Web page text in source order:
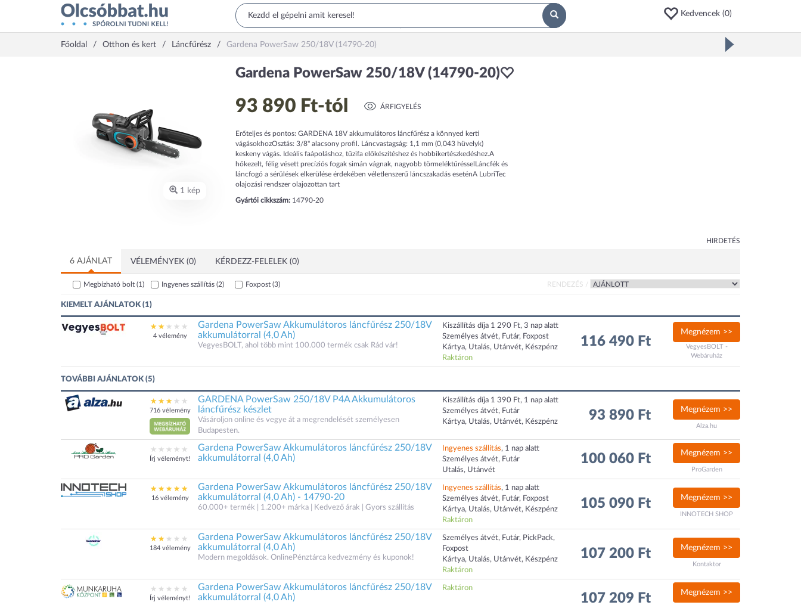
Kedvencek (0)
Főoldal Otthon és kert Láncfűrész Gardena PowerSaw 250/18V (14790-20)
1 kép
Gardena PowerSaw 250/18V (14790-20)
93 890 Ft-tól ÁRFIGYELÉS
Erőteljes és pontos: GARDENA 18V akkumulátoros láncfűrész a könnyed kerti
vágásokhozOsztás: 3/8" alacsony profil. Láncvastagság: 1,1 mm (0,043 hüvelyk)
keskeny vágás. Ideális faápoláshoz, tűzifa előkészítéshez és hobbikertészkedéshez.A
hőkezelt, félig vésett precíziós fogak simán vágnak, nagyobb törmeléktűrésselLáncfék és
láncfogó a sérülések elkerülése érdekében véletlenszerű láncszakadás eseténA LubriTec
olajozási rendszer olajozottan tart
Gyártói cikkszám:14790-20
HIRDETÉS
6 AJÁNLAT VÉLEMÉNYEK (0) KÉRDEZZ-FELELEK (0)
Megbízható bolt (1) Ingyenes szállítás (2) Foxpost (3) RENDEZÉS /
KIEMELT AJÁNLATOK (1)
4 vélemény
Gardena PowerSaw Akkumulátoros láncfűrész 250/18V
akkumulátorral (4,0 Ah)
VegyesBOLT, ahol több mint 100.000 termék csak Rád vár!
Kiszállítás díja 1 290 Ft, 3 nap alatt
Személyes átvét, Futár, Foxpost
Kártya, Utalás, Utánvét, Készpénz
Raktáron
116 490 Ft
Megnézem >>
VegyesBOLT -
Webáruház
TOVÁBBI AJÁNLATOK (5)
716 vélemény
GARDENA PowerSaw 250/18V P4A Akkumulátoros
láncfűrész készlet
Vásároljon online és vegye át a megrendelését személyesen
Budapesten.
Kiszállítás díja 1 390 Ft, 1 nap alatt
Személyes átvét, Futár
Kártya, Utalás, Utánvét, Készpénz
93 890 Ft Megnézem >>
Alza.hu
Írj véleményt!
Gardena PowerSaw Akkumulátoros láncfűrész 250/18V
akkumulátorral (4,0 Ah)
Ingyenes szállítás, 1 nap alatt
Személyes átvét, Futár
Utalás, Utánvét
100 060 Ft Megnézem >>
ProGarden
16 vélemény
Gardena PowerSaw Akkumulátoros láncfűrész 250/18V
akkumulátorral (4,0 Ah) - 14790-20
60.000+ termék | 1.200+ márka | Kedvező árak | Gyors szállítás
Ingyenes szállítás, 1 nap alatt
Személyes átvét, Futár, Foxpost
Kártya, Utalás, Utánvét, Készpénz
Raktáron
105 090 Ft Megnézem >>
INNOTECH SHOP
184 vélemény
Gardena PowerSaw Akkumulátoros láncfűrész 250/18V
akkumulátorral (4,0 Ah)
Modern megoldások. OnlinePénztárca kedvezmény és kuponok!
Személyes átvét, Futár, PickPack,
Foxpost
Kártya, Utalás, Utánvét, Készpénz
Raktáron
107 200 Ft Megnézem >>
Kontaktor
Írj véleményt!
Gardena PowerSaw Akkumulátoros láncfűrész 250/18V
akkumulátorral (4,0 Ah)
Raktáron
107 209 Ft Megnézem >>